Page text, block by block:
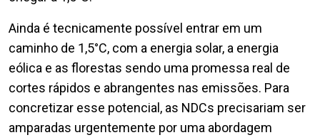
Ainda é tecnicamente possível entrar em um
caminho de 1,5°C, com a energia solar, a energia
eólica e as florestas sendo uma promessa real de
cortes rápidos e abrangentes nas emissões. Para
concretizar esse potencial, as NDCs precisariam ser
amparadas urgentemente por uma abordagem